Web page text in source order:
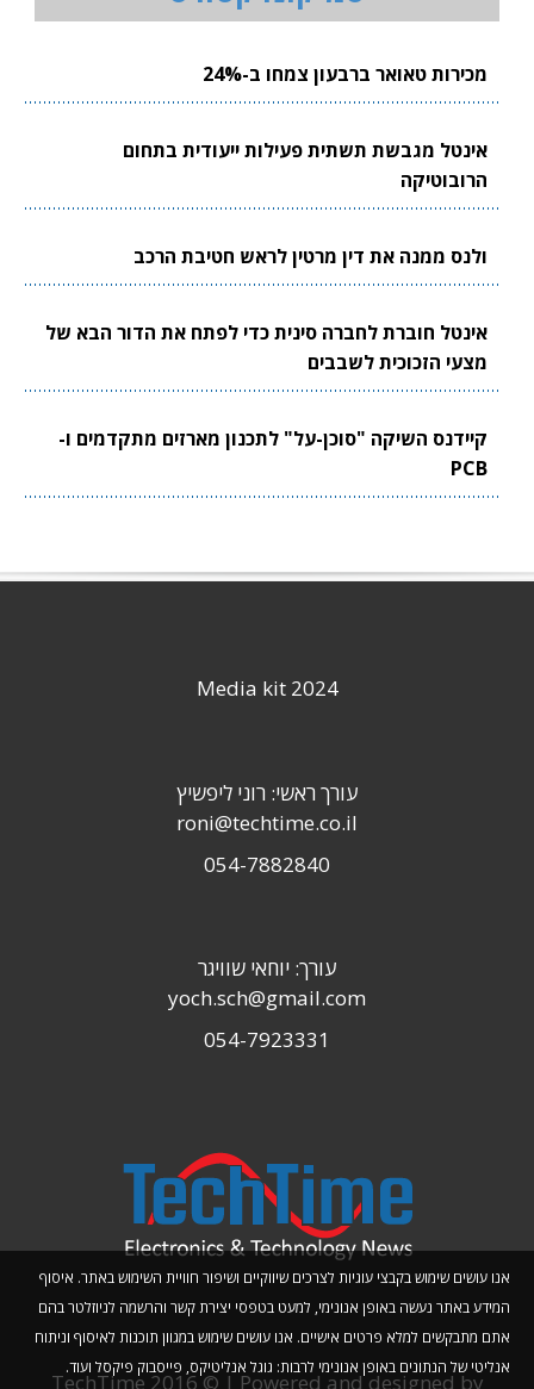
מכירות טאואר ברבעון צמחו ב-24%
אינטל מגבשת תשתית פעילות ייעודית בתחום
הרובוטיקה
ולנס ממנה את דין מרטין לראש חטיבת הרכב
אינטל חוברת לחברה סינית כדי לפתח את הדור הבא של
מצעי הזכוכית לשבבים
קיידנס השיקה "סוכן-על" לתכנון מארזים מתקדמים ו-
PCB
אנו עושים שימוש בקבצי עוגיות לצרכים שיווקיים ושיפור חוויית השימוש באתר. איסוף
המידע באתר נעשה באופן אנונימי, למעט בטפסי יצירת קשר והרשמה לניוזלטר בהם
אתם מתבקשים למלא פרטים אישיים. אנו עושים שימוש במגוון תוכנות לאיסוף וניתוח
אנליטי של הנתונים באופן אנונימי לרבות: גוגל אנליטיקס, פייסבוק פיקסל ועוד.
Media kit 2024
עורך ראשי: רוני ליפשיץ
roni@techtime.co.il
054-7882840
עורך: יוחאי שוויגר
yoch.sch@gmail.com
054-7923331
TechTime 2016 © | Powered and designed by